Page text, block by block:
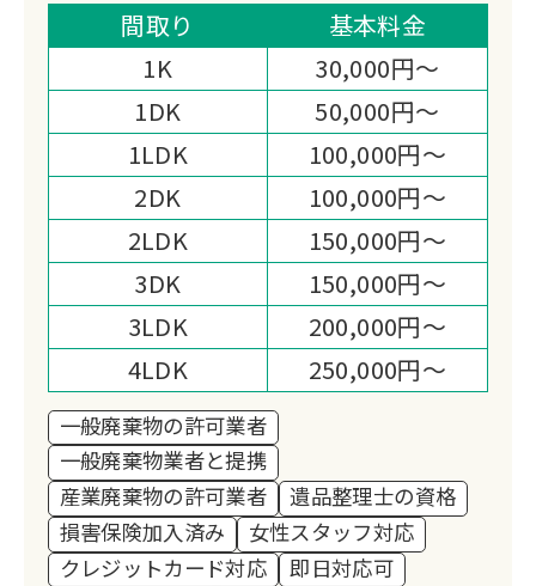
家財整理（生前の想い出整理・空家整
理・相続支援整理・遺品整理）を通し
て、地域社会福祉へも目を向け、生活困
窮者の方をはじめとし、各団体様への寄
付活動をすることにより、より一層、お
客様へのサービス向上に取り組む姿勢で
務めております。
間取り
基本料金
1K
30,000円～
1DK
50,000円～
1LDK
100,000円～
2DK
100,000円～
2LDK
150,000円～
3DK
150,000円～
3LDK
200,000円～
4LDK
250,000円～
一般廃棄物の許可業者
一般廃棄物業者と提携
産業廃棄物の許可業者
遺品整理士の資格
損害保険加入済み
女性スタッフ対応
クレジットカード対応
即日対応可